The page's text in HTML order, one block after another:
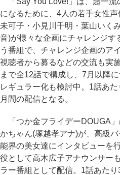
になるために、4人の若手女性声
未可子・小見川千明・葉山いく
音)が様々な企画にチャレンジす
う番組で、チャレンジ企画のア
視聴者から募るなどの交流も実
まで全12話で構成し、7月以降
レギュラー化も検討中。1話あた
月間の配信となる。
「つか金フライデーDOUGA
かちゃん(塚越孝アナ)が、高級
能界の美女達にインタビューを
役として高木広子アナウンサー
ラー番組として配信。1話あたり